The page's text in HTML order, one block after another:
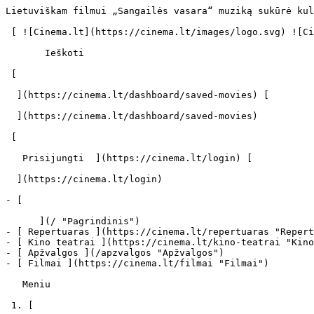
Lietuviškam filmui „Sangailės vasara“ muziką sukūrė kultinio prancūzų dueto „Air“ narys - cinema.lt                            Ieškoti     

 [ ![Cinema.lt](https://cinema.lt/images/logo.svg) ![Cinema.lt](https://cinema.lt/images/favicon.svg) ](https://cinema.lt "Cinema.lt")

       Ieškoti     

 [  

  ](https://cinema.lt/dashboard/saved-movies) [  

  ](https://cinema.lt/dashboard/saved-movies)

 [  

   Prisijungti  ](https://cinema.lt/login) [  

  ](https://cinema.lt/login) 

- [  

      ](/ "Pagrindinis")
- [ Repertuaras ](https://cinema.lt/repertuaras "Repertuaras")
- [ Kino teatrai ](https://cinema.lt/kino-teatrai "Kino teatrai")
- [ Apžvalgos ](/apzvalgos "Apžvalgos")
- [ Filmai ](https://cinema.lt/filmai "Filmai")

   Meniu   

 1. [ 

      cinema.lt  ](/)
2. [  Naujienos  ](https://cinema.lt/naujienos)
3. Lietuviškam filmui „Sangailės vasara“ muziką sukūrė kultinio prancūzų dueto „Air“ narys

Lietuviškam filmui „Sangailės vasara“ muziką sukūrė kultinio prancūzų dueto „Air“ narys
=======================================================================================

 Rugpjūtį Lietuvoje pristatomas filmas „Sangailės vasara" taps ne tik kino, bet ir muzikos įvykiu. Geriausiu lietuvišku filmu pripažintoje juostoje skambės kultinio prancūzų elektroninės muzikos dueto „Air" nario Jeano-Benoito Dunckelo specialiai filmui kurta muzika. Pats muzikantas „Sangailės vasarą" pristatė Kaburgo kino festivalyje Prancūzijoje.„Filmo garso takelis yra ypatinga meno forma", - po „Sangailės vasaros" seanso Kaburge (orig. Cabourg) kalbėjo JB Dunckelas. „Filme „Sangailės vasara" rodomi peizažai, miškas, ežeras - vaizdiniai, kurie dera su mano kuriamos muzikos stiliumi. Daug romantiškų, oreivystės scenų, pasakojama meilės istorija, ir istorija apie aukščio baimę - man tai labai patiko", - prisiminė muzikantas ir muzikos prodiuseris.

Kūrė muziką „Jaunosioms savižudėms" ir atnaujintai „Kelionei į mėnulį"

JB Dunckelui kinas - bene antra meilė po muzikos. „Air" muziką buvo galima girdėti modernia klasika tapusiuose Sofios Coppolos filmuose „Jaunosios savižudės" (orig. „The Virgin Suicides") ir „Pasiklydę vertime" („Lost in Translation"). Pirmajam filmui „Air" parašė visą garso takelį, kuris ženkliai prisidėjo prie „Jaunųjų savižudžių" statuso įtvirtinimo kino ir muzikos pasauliuose.

Prieš keletą metų „Air" ėmėsi naujo ypač ambicingo projekto - parašė muziką dar 1902 m. sukurtai „Kelionei į mėnulį", vienam svarbiausių filmų kino istorijoje. Originalus filmas buvo begarsis. „Air" sukūrė jam muziką, kuri buvo panaudota 2012 m. pasirodžiusioje atnaujintoje filmo versijoje.

„Norėdamas sukurti muziką filmui pirmiausia turiu peržiūrėti sumontuotą filmą, pamatyti vaizdus, veikėjus. Skaitant scenarijų sunku įsivaizduoti daugiau. Nenoriu kurti vien akomponuojančios muzikos. Filme turi atsirasti vietos ir mano saviraiškai, vietos muzikai, papildančiai kitas filmo dalis", - kūrybinio proceso užkulisiais Kaburge dalinosi JB Dunckelas.

Yra koncertavęs ir Lietuvoje

„Air" užima ypatingą vietą pasaulio elektroninės muzikos scenoje. Pirmasis dueto albumas, 1998-ųjų „Moon Safari" tapo platininiu Jungtinėje Karalystėje ir auksiniu Prancūzijoje, išpopuliarino lig šiol aktyvią „downtempo" elektroninės muzikos kryptį. JB Dunckelas yra koncertavęs ir Lietuvoje: 2009 m. jis su „Air" grojo dabartinėje Teatro arenoje Vilniuje.

Šiuo metu „Air" yra padarę pertrauką, tačiau JB Dunckelas neapleidžia muzikos, rašo ją kaip solo kūrėjas pasivadinęs pseudonimu „Darkel". Šių metų pavasarį pasirodė jo minialbumas (EP) pavadinimu „The Man of Sorrow".

Titulinė albumo daina skambės ir „Sangailės vasaroje". Kviečiame ją išgirsti: https://youtu.be/0N7F1bA0CaE

Filmas įvertintas ir JAV, ir Lietuvoje

Prancūzijoje gyvenančios lietuvių režisierės Alantės Kavaitės režisuota „Sangailės vasara" pripažinta geriausiu lietuvišku vaidybiniu filmu šių metų „Sidabrinių gervių"